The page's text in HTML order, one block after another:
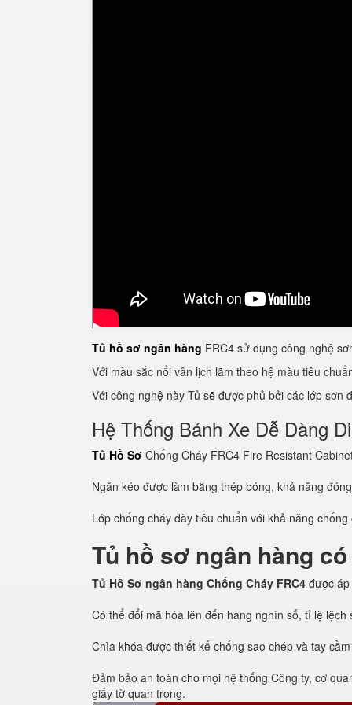
Tủ hồ sơ ngân hàng FRC4 sử dụng công nghệ
Với màu sắc nổi vân lịch lãm theo hệ màu tiêu
Với công nghệ này Tủ sẽ được phủ bởi các lớp
Hệ Thống Bánh Xe Dễ Dàng
Tủ Hồ Sơ Chống Cháy FRC4 Fire Resistant
Ngăn kéo được làm bằng thép bóng, khả năng
Lớp chống cháy dày tiêu chuẩn với khả năng
Tủ hồ sơ ngân hàng
Tủ Hồ Sơ ngân hàng Chống Cháy FRC4 được
Có thể đổi mã hóa lên đến hàng nghìn số, tỉ lệ lệch
Chìa khóa được thiết kế chống sao chép và tay
Đảm bảo an toàn cho mọi hệ thống Công ty, cơ
giấy tờ quan trọng.